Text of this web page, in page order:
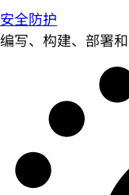
安全防护
编写、构建、部署